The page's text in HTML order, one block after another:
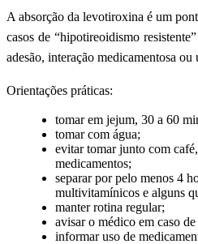
A absorção da levotiroxina é um
casos de “hipotireoidismo
adesão, interação medicamentosa ou
Orientações práticas:
tomar em jejum, 30 a 60
tomar com água;
evitar tomar junto com
medicamentos;
separar por pelo menos 4
multivitamínicos e alguns
manter rotina regular;
avisar o médico em caso
informar uso de